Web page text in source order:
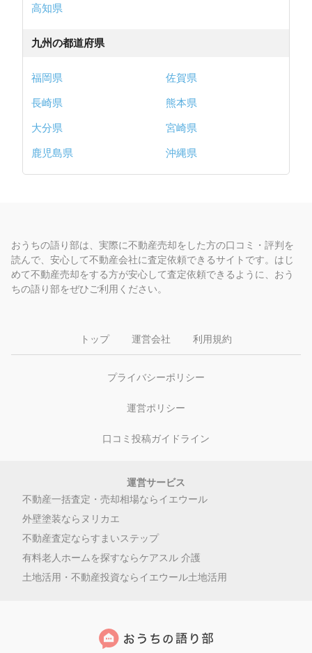
高知県
九州の都道府県
福岡県
佐賀県
長崎県
熊本県
大分県
宮崎県
鹿児島県
沖縄県
おうちの語り部は、実際に不動産売却をした方の口コミ・評判を
読んで、安心して不動産会社に査定依頼できるサイトです。はじ
めて不動産売却をする方が安心して査定依頼できるように、おう
ちの語り部をぜひご利用ください。
トップ 運営会社 利用規約
プライバシーポリシー
運営ポリシー
口コミ投稿ガイドライン
運営サービス
不動産一括査定・売却相場ならイエウール
外壁塗装ならヌリカエ
不動産査定ならすまいステップ
有料老人ホームを探すならケアスル 介護
土地活用・不動産投資ならイエウール土地活用